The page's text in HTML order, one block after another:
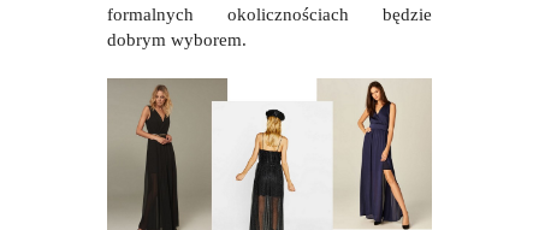
formalnych okolicznościach będzie
dobrym wyborem.